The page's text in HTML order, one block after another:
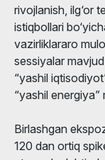
rivojlanish, ilg‘or
istiqbollari
vazirliklararo
sessiyalar
“yashil
“yashil
Birlashgan
120 dan ortiq